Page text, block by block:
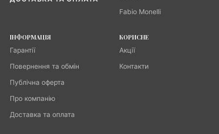
Fabio Monelli
ІНФОРМАЦІЯ
Гарантії
Повернення та обмін
Публічна оферта
Про компанію
Доставка та оплата
КОРИСНЕ
Акції
Контакти